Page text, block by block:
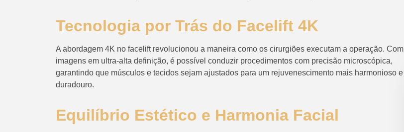
Tecnologia por Trás do Facelift 4K
A abordagem 4K no facelift revolucionou a maneira como os cirurgiões executam a operação. Com
imagens em ultra-alta definição, é possível conduzir procedimentos com precisão microscópica,
garantindo que músculos e tecidos sejam ajustados para um rejuvenescimento mais harmonioso e
duradouro.
Equilíbrio Estético e Harmonia Facial